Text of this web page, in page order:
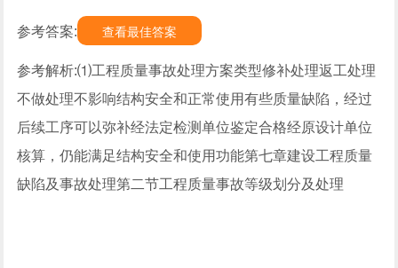
参考答案: 查看最佳答案
参考解析:⑴工程质量事故处理方案类型修补处理返工处理
不做处理不影响结构安全和正常使用有些质量缺陷，经过
后续工序可以弥补经法定检测单位鉴定合格经原设计单位
核算，仍能满足结构安全和使用功能第七章建设工程质量
缺陷及事故处理第二节工程质量事故等级划分及处理